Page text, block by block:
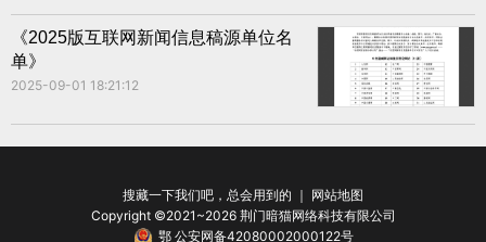
《2025版互联网新闻信息稿源单位名
单》
2025-09-01 18:21:12
搜藏一下我们吧，总会用到的 ｜ 网站地图
Copyright ©2021~2026 荆门暗猫网络科技有限公司
鄂 公安网备42080002000122号